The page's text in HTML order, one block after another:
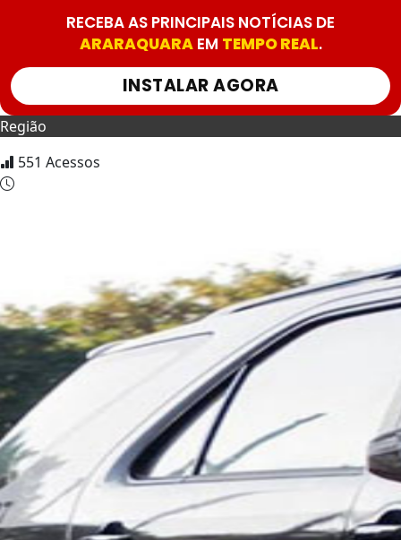
RECEBA AS PRINCIPAIS NOTÍCIAS DE
ARARAQUARAEM TEMPO REAL.
INSTALAR AGORA
Região
551 Acessos